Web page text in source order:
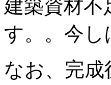
建築資材
す。。今
なお、完